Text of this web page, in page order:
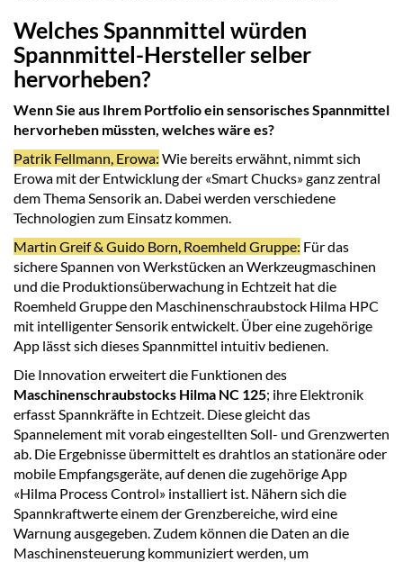
Welches Spannmittel würden
Spannmittel-Hersteller selber
hervorheben?
Wenn Sie aus Ihrem Portfolio ein sensorisches Spannmittel
hervorheben müssten, welches wäre es?
Patrik Fellmann, Erowa: Wie bereits erwähnt, nimmt sich
Erowa mit der Entwicklung der «Smart Chucks» ganz zentral
dem Thema Sensorik an. Dabei werden verschiedene
Technologien zum Einsatz kommen.
Martin Greif & Guido Born, Roemheld Gruppe: Für das
sichere Spannen von Werkstücken an Werkzeugmaschinen
und die Produktionsüberwachung in Echtzeit hat die
Roemheld Gruppe den Maschinenschraubstock Hilma HPC
mit intelligenter Sensorik entwickelt. Über eine zugehörige
App lässt sich dieses Spannmittel intuitiv bedienen.
Die Innovation erweitert die Funktionen des
Maschinenschraubstocks Hilma NC 125; ihre Elektronik
erfasst Spannkräfte in Echtzeit. Diese gleicht das
Spannelement mit vorab eingestellten Soll- und Grenzwerten
ab. Die Ergebnisse übermittelt es drahtlos an stationäre oder
mobile Empfangsgeräte, auf denen die zugehörige App
«Hilma Process Control» installiert ist. Nähern sich die
Spannkraftwerte einem der Grenzbereiche, wird eine
Warnung ausgegeben. Zudem können die Daten an die
Maschinensteuerung kommuniziert werden, um